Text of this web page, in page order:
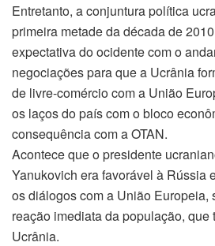
Entretanto, a conjuntura política
primeira metade da década de
expectativa do ocidente com o
negociações para que a Ucrânia
de livre-comércio com a União
os laços do país com o bloco
consequência com a OTAN.
Acontece que o presidente
Yanukovich era favorável à Rússia
os diálogos com a União Europeia,
reação imediata da população, que
Ucrânia.